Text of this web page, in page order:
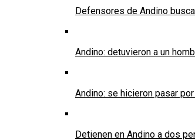
Defensores de Andino
Andino: detuvieron a un
Andino: se hicieron pasar
Detienen en Andino a dos